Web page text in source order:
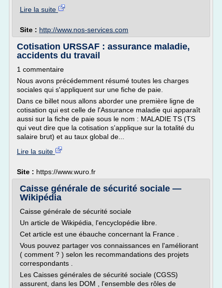
Lire la suite
Site : http://www.nos-services.com
Cotisation URSSAF : assurance maladie,
accidents du travail
1 commentaire
Nous avons précédemment résumé toutes les charges
sociales qui s'appliquent sur une fiche de paie.
Dans ce billet nous allons aborder une première ligne de
cotisation qui est celle de l'Assurance maladie qui apparaît
aussi sur la fiche de paie sous le nom : MALADIE TS (TS
qui veut dire que la cotisation s'applique sur la totalité du
salaire brut) et au taux global de...
Lire la suite
Site : https://www.wuro.fr
Caisse générale de sécurité sociale —
Wikipédia
Caisse générale de sécurité sociale
Un article de Wikipédia, l'encyclopédie libre.
Cet article est une ébauche concernant la France .
Vous pouvez partager vos connaissances en l'améliorant
( comment ? ) selon les recommandations des projets
correspondants .
Les Caisses générales de sécurité sociale (CGSS)
assurent, dans les DOM , l'ensemble des rôles de